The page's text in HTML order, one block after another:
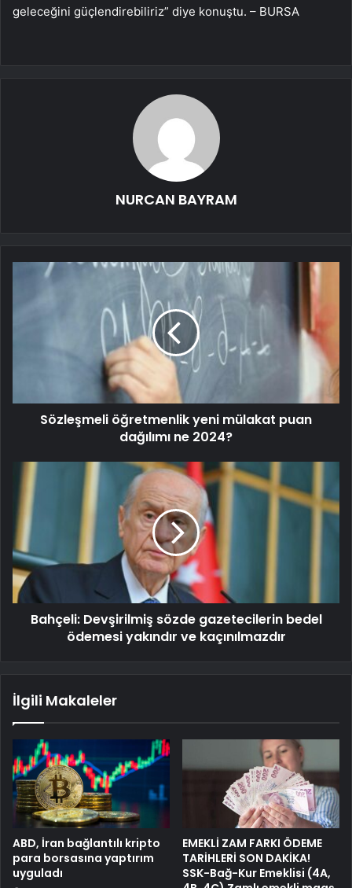
geleceğini güçlendirebiliriz” diye konuştu. – BURSA
NURCAN BAYRAM
Sözleşmeli öğretmenlik yeni mülakat puan
dağılımı ne 2024?
Bahçeli: Devşirilmiş sözde gazetecilerin bedel
ödemesi yakındır ve kaçınılmazdır
İlgili Makaleler
ABD, İran bağlantılı kripto
para borsasına yaptırım
uyguladı
EMEKLİ ZAM FARKI ÖDEME
TARİHLERİ SON DAKİKA!
SSK-Bağ-Kur Emeklisi (4A,